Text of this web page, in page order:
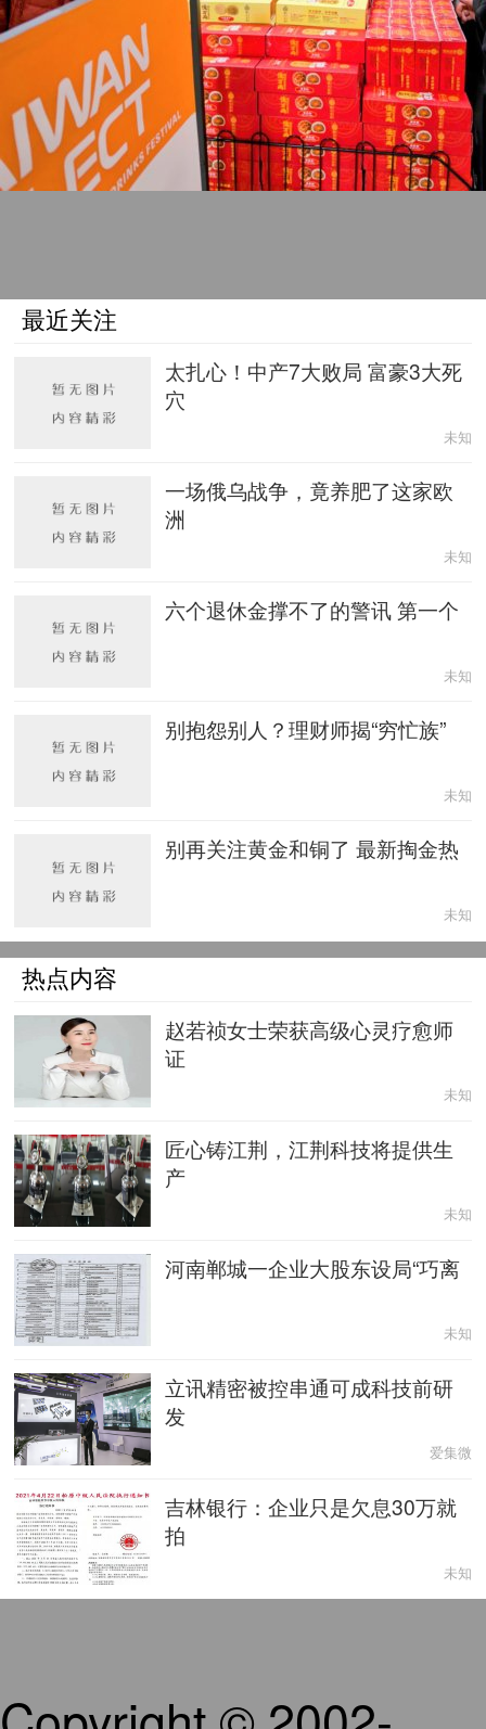
最近关注
太扎心！中产7大败局 富豪3大死
穴
未知
一场俄乌战争，竟养肥了这家欧
洲
未知
六个退休金撑不了的警讯 第一个
未知
别抱怨别人？理财师揭“穷忙族”
未知
别再关注黄金和铜了 最新掏金热
未知
热点内容
赵若祯女士荣获高级心灵疗愈师
证
未知
匠心铸江荆，江荆科技将提供生
产
未知
河南郸城一企业大股东设局“巧离
未知
立讯精密被控串通可成科技前研
发
爱集微
吉林银行：企业只是欠息30万就
拍
未知